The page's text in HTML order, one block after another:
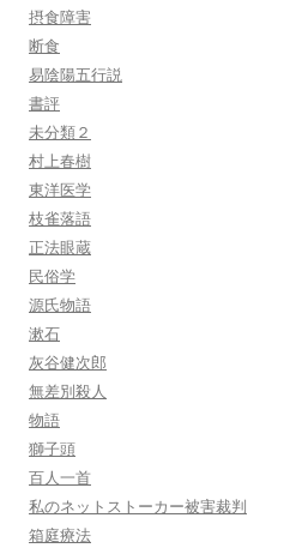
摂食障害
断食
易陰陽五行説
書評
未分類２
村上春樹
東洋医学
枝雀落語
正法眼蔵
民俗学
源氏物語
漱石
灰谷健次郎
無差別殺人
物語
獅子頭
百人一首
私のネットストーカー被害裁判
箱庭療法